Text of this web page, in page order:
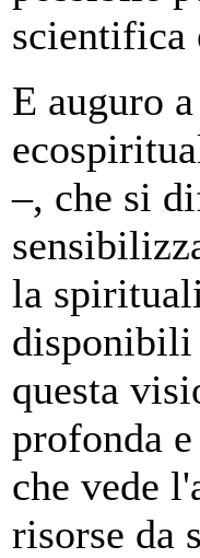
scientifica
E auguro
–, che si
la
disponibili
questa
profonda
che vede
risorse da